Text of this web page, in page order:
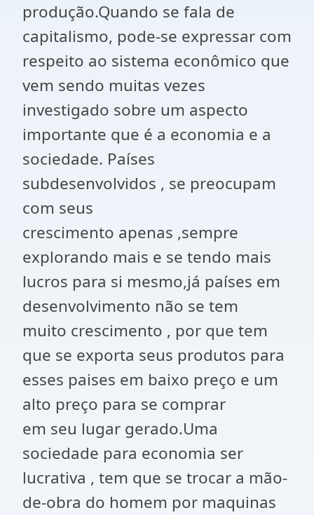
produção.Quando se fala de
capitalismo, pode-se expressar com
respeito ao sistema econômico que
vem sendo muitas vezes
investigado sobre um aspecto
importante que é a economia e a
sociedade. Países
subdesenvolvidos , se preocupam
com seus
crescimento apenas ,sempre
explorando mais e se tendo mais
lucros para si mesmo,já países em
desenvolvimento não se tem
muito crescimento , por que tem
que se exporta seus produtos para
esses paises em baixo preço e um
alto preço para se comprar
em seu lugar gerado.Uma
sociedade para economia ser
lucrativa , tem que se trocar a mão-
de-obra do homem por maquinas